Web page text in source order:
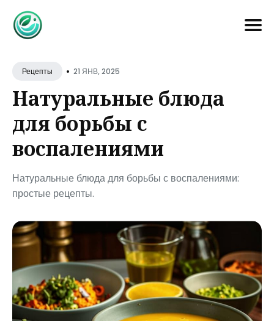
forРецепты • 21 ЯНВ, 2025
Натуральные блюда
для борьбы с
воспалениями
Натуральные блюда для борьбы с воспалениями:
простые рецепты.